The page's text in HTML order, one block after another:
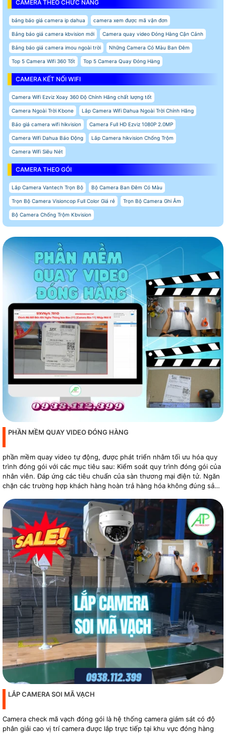
CAMERA THEO CHỨC NĂNG
bảng báo giá camera ip dahua camera xem được mã vận đơn
Bảng báo giá camera kbvision mới Camera quay video Đóng Hàng Cận Cảnh
Bảng báo giá camera imou ngoài trời Những Camera Có Màu Ban Đêm
Top 5 Camera Wifi 360 Tốt Top 5 Camera Quay Đóng Hàng
CAMERA KẾT NỐI WIFI
Camera Wifi Ezviz Xoay 360 Độ Chính Hãng chất lượng tốt
Camera Ngoài Trời Kbone Lắp Camera Wifi Dahua Ngoài Trời Chính Hãng
Báo giá camera wifi hikvision Camera Full HD Ezviz 1080P 2.0MP
Camera Wifi Dahua Báo Động Lắp Camera hikvision Chống Trộm
Camera Wifi Siêu Nét
CAMERA THEO GÓI
Lắp Camera Vantech Trọn Bộ Bộ Camera Ban Đêm Có Màu
Trọn Bộ Camera Visioncop Full Color Giá rẻ Trọn Bộ Camera Ghi Âm
Bộ Camera Chống Trộm Kbvision
PHẦN MỀM QUAY VIDEO ĐÓNG HÀNG
phần mềm quay video tự động, được phát triển nhằm tối ưu hóa quy
trình đóng gói với các mục tiêu sau: Kiểm soát quy trình đóng gói của
nhân viên. Đáp ứng các tiêu chuẩn của sàn thương mại điện tử. Ngăn
chặn các trường hợp khách hàng hoàn trả hàng hóa không đúng sản
LẮP CAMERA SOI MÃ VẠCH
Camera check mã vạch đóng gói là hệ thống camera giám sát có độ
phân giải cao vị trí camera được lắp trực tiếp tại khu vực đóng hàng